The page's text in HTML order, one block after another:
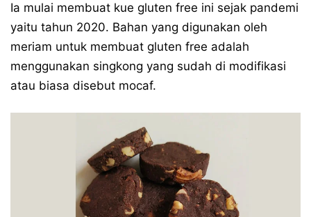
Ia mulai membuat kue gluten free ini sejak pandemi
yaitu tahun 2020. Bahan yang digunakan oleh
meriam untuk membuat gluten free adalah
menggunakan singkong yang sudah di modifikasi
atau biasa disebut mocaf.